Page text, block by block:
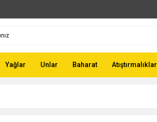
Yağlar Unlar Baharat Atıştırmalıklar